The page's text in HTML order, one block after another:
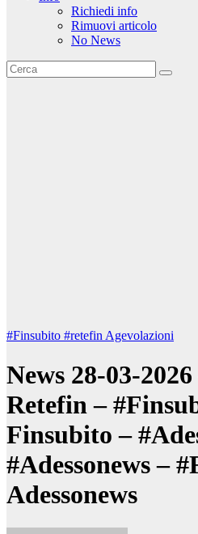
Richiedi info
Rimuovi articolo
No News
#Finsubito #retefin Agevolazioni
News 28-03-
Retefin –
Finsubito –
#Adessonews –
Adessonews